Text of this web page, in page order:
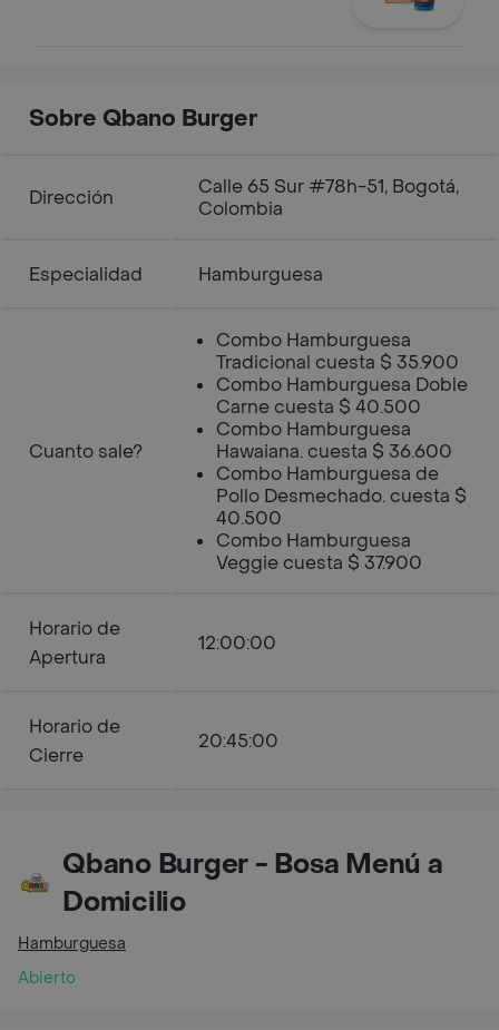
Sobre Qbano Burger
Dirección
Calle 65 Sur #78h-51, Bogotá,
Colombia
Especialidad Hamburguesa
Cuanto sale?
Combo Hamburguesa
Tradicional cuesta $ 35.900
Combo Hamburguesa Doble
Carne cuesta $ 40.500
Combo Hamburguesa
Hawaiana. cuesta $ 36.600
Combo Hamburguesa de
Pollo Desmechado. cuesta $
40.500
Combo Hamburguesa
Veggie cuesta $ 37.900
Horario de
Apertura
12:00:00
Horario de
Cierre
20:45:00
Qbano Burger - Bosa Menú a
Domicilio
Hamburguesa
Abierto